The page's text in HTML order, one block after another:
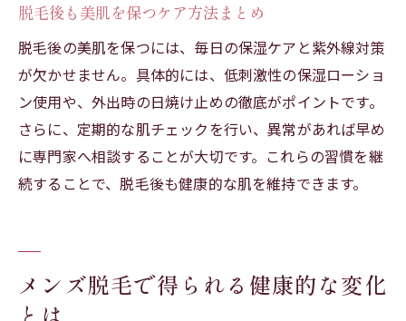
脱毛後も美肌を保つケア方法まとめ
脱毛後の美肌を保つには、毎日の保湿ケアと紫外線対策
が欠かせません。具体的には、低刺激性の保湿ローショ
ン使用や、外出時の日焼け止めの徹底がポイントです。
さらに、定期的な肌チェックを行い、異常があれば早め
に専門家へ相談することが大切です。これらの習慣を継
続することで、脱毛後も健康的な肌を維持できます。
メンズ脱毛で得られる健康的な変化
とは